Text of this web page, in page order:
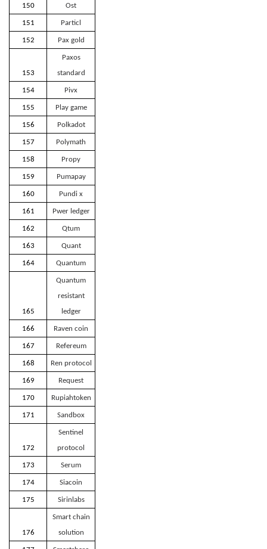
150 Ost
151 Particl
152 Pax gold
153
Paxos
standard
154 Pivx
155 Play game
156 Polkadot
157 Polymath
158 Propy
159 Pumapay
160 Pundi x
161 Pwer ledger
162 Qtum
163 Quant
164 Quantum
165
Quantum
resistant
ledger
166 Raven coin
167 Refereum
168 Ren protocol
169 Request
170 Rupiahtoken
171 Sandbox
172
Sentinel
protocol
173 Serum
174 Siacoin
175 Sirinlabs
176
Smart chain
solution